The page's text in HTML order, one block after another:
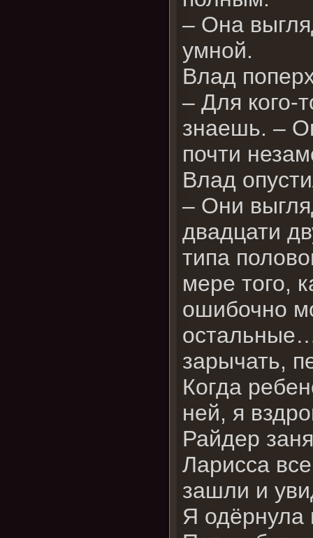
– Она
умной.
Влад
– Для кого-
знаешь. –
почти
Влад
– Они
двадцати
типа
мере того,
ошибочно
зарычать,
Когда
ней, я
Райдер
Ларисса
зашли и
Я одёрнула